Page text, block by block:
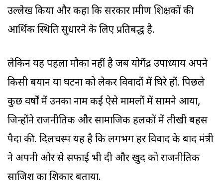
उल्लेख किया और कहा कि सरकार ग्रामीण शिक्षकों की
आर्थिक स्थिति सुधारने के लिए प्रतिबद्ध है.
लेकिन यह पहला मौका नहीं है जब योगेंद्र उपाध्याय अपने
किसी बयान या घटना को लेकर विवादों में घिरे हों. पिछले
कुछ वर्षों में उनका नाम कई ऐसे मामलों में सामने आया,
जिन्होंने राजनीतिक और सामाजिक हलकों में तीखी बहस
पैदा की. दिलचस्प यह है कि लगभग हर विवाद के बाद मंत्री
ने अपनी ओर से सफाई भी दी और खुद को राजनीतिक
साजिश का शिकार बताया.